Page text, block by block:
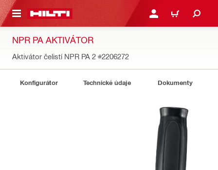
HLAVNÍ OBSAH PŘIHLÁSIT NEBO
KOŠÍK
NPR PA AKTIVÁTOR
Aktivátor čelistí NPR PA 2 #2206272
Konfigurátor Technické údaje Dokumenty